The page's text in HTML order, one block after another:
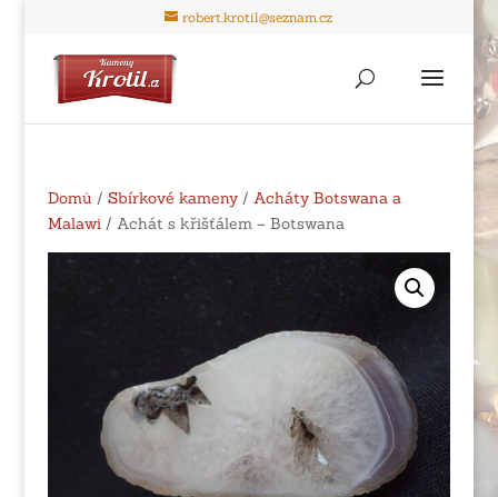
robert.krotil@seznam.cz
Domů / Sbírkové kameny/ Acháty Botswana a
Malawi/ Achát s křišťálem – Botswana